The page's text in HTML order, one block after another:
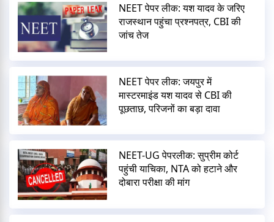
NEET पेपर लीक: यश यादव के जरिए
राजस्थान पहुंचा प्रश्नपत्र, CBI की
जांच तेज
NEET पेपर लीक: जयपुर में
मास्टरमाइंड यश यादव से CBI की
पूछताछ, परिजनों का बड़ा दावा
NEET-UG पेपरलीक: सुप्रीम कोर्ट
पहुंची याचिका, NTA को हटाने और
दोबारा परीक्षा की मांग